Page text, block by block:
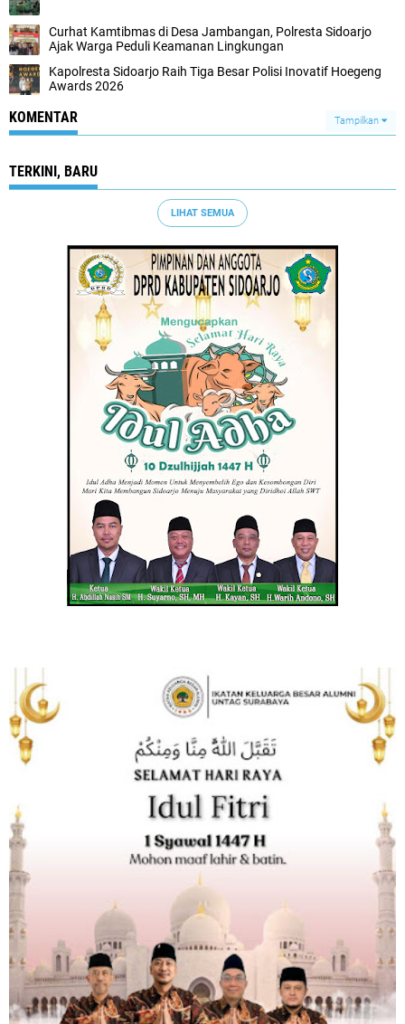
Curhat Kamtibmas di Desa Jambangan, Polresta Sidoarjo
Ajak Warga Peduli Keamanan Lingkungan
Kapolresta Sidoarjo Raih Tiga Besar Polisi Inovatif Hoegeng
Awards 2026
KOMENTAR Tampilkan
TERKINI, BARU
LIHAT SEMUA